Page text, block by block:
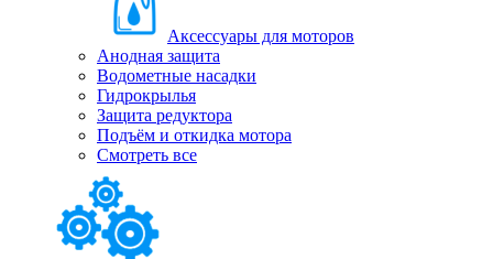
Аксессуары для моторов
Анодная защита
Водометные насадки
Гидрокрылья
Защита редуктора
Подъём и откидка мотора
Смотреть все